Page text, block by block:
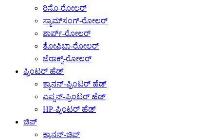
ರಿಸೊ-ರೋಲರ್
ಸ್ಯಾಮ್‌ಸಂಗ್-ರೋಲರ್
ಶಾರ್ಪ್-ರೋಲರ್
ತೋಷಿಬಾ-ರೋಲರ್
ಜೆರಾಕ್ಸ್-ರೋಲರ್
ಪ್ರಿಂಟರ್ ಹೆಡ್
ಕ್ಯಾನನ್-ಪ್ರಿಂಟರ್ ಹೆಡ್
ಎಪ್ಸನ್-ಪ್ರಿಂಟರ್ ಹೆಡ್
HP-ಪ್ರಿಂಟರ್ ಹೆಡ್
ಚಿಪ್
ಕ್ಯಾನನ್-ಚಿಪ್